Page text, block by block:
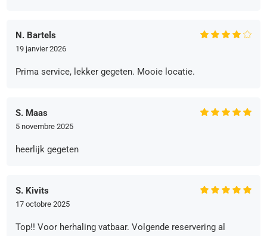
N. Bartels
19 janvier 2026
Prima service, lekker gegeten. Mooie locatie.
S. Maas
5 novembre 2025
heerlijk gegeten
S. Kivits
17 octobre 2025
Top!! Voor herhaling vatbaar. Volgende reservering al